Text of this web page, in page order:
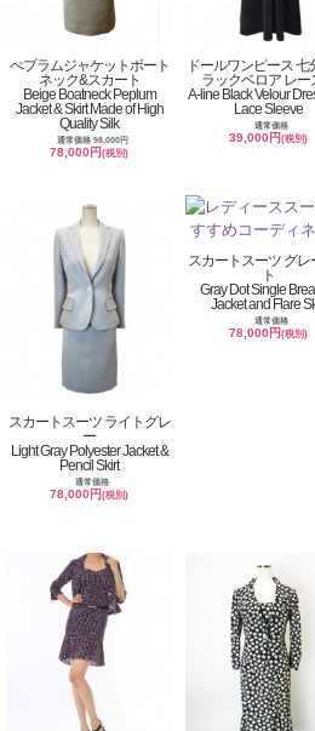
ぺプラムジャケットボート
ネック&スカート
Beige Boatneck Peplum
Jacket & Skirt Made of High
Quality Silk
通常価格 98,000円
78,000円(税別)
ドールワンピース 七
ラックベロア レー
A-line Black Velour
Lace Sleeve
通常価格
39,000円(税別)
スカートスーツ ライトグレ
ー
Light Gray Polyester Jacket &
Pencil Skirt
通常価格
78,000円(税別)
スカートスーツ グレ
ト
Gray Dot Single
Jacket and Flare
通常価格
78,000円(税別)